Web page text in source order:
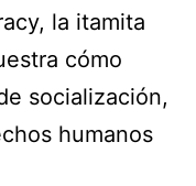
la itamita
cómo
socialización,
humanos